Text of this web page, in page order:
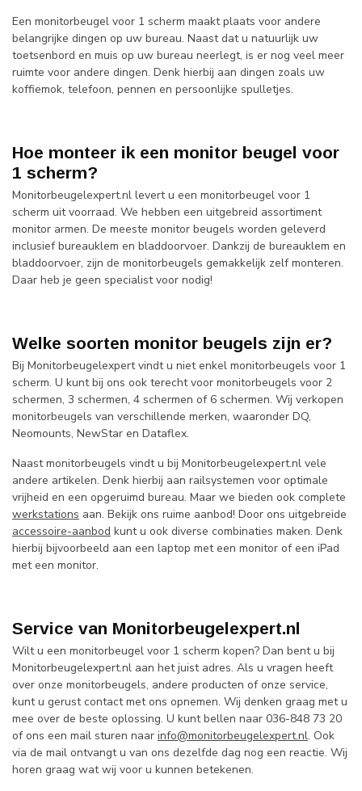
Een monitorbeugel voor 1 scherm maakt plaats voor andere
belangrijke dingen op uw bureau. Naast dat u natuurlijk uw
toetsenbord en muis op uw bureau neerlegt, is er nog veel meer
ruimte voor andere dingen. Denk hierbij aan dingen zoals uw
koffiemok, telefoon, pennen en persoonlijke spulletjes.
Hoe monteer ik een monitor beugel voor
1 scherm?
Monitorbeugelexpert.nl levert u een monitorbeugel voor 1
scherm uit voorraad. We hebben een uitgebreid assortiment
monitor armen. De meeste monitor beugels worden geleverd
inclusief bureauklem en bladdoorvoer. Dankzij de bureauklem en
bladdoorvoer, zijn de monitorbeugels gemakkelijk zelf monteren.
Daar heb je geen specialist voor nodig!
Welke soorten monitor beugels zijn er?
Bij Monitorbeugelexpert vindt u niet enkel monitorbeugels voor 1
scherm. U kunt bij ons ook terecht voor monitorbeugels voor 2
schermen, 3 schermen, 4 schermen of 6 schermen. Wij verkopen
monitorbeugels van verschillende merken, waaronder DQ,
Neomounts, NewStar en Dataflex.
Naast monitorbeugels vindt u bij Monitorbeugelexpert.nl vele
andere artikelen. Denk hierbij aan railsystemen voor optimale
vrijheid en een opgeruimd bureau. Maar we bieden ook complete
werkstations aan. Bekijk ons ruime aanbod! Door ons uitgebreide
accessoire-aanbod kunt u ook diverse combinaties maken. Denk
hierbij bijvoorbeeld aan een laptop met een monitor of een iPad
met een monitor.
Service van Monitorbeugelexpert.nl
Wilt u een monitorbeugel voor 1 scherm kopen? Dan bent u bij
Monitorbeugelexpert.nl aan het juist adres. Als u vragen heeft
over onze monitorbeugels, andere producten of onze service,
kunt u gerust contact met ons opnemen. Wij denken graag met u
mee over de beste oplossing. U kunt bellen naar 036-848 73 20
of ons een mail sturen naar info@monitorbeugelexpert.nl. Ook
via de mail ontvangt u van ons dezelfde dag nog een reactie. Wij
horen graag wat wij voor u kunnen betekenen.